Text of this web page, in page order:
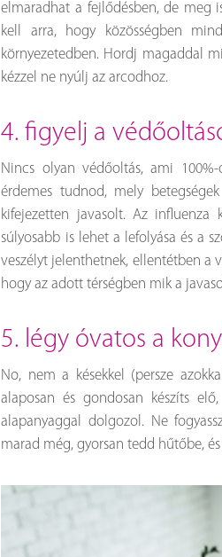
elmaradhat a fejlődésben, de meg
kell arra, hogy közösségben
környezetedben. Hordj magaddal
kézzel ne nyúlj az arcodhoz.
4. figyelj a
Nincs olyan védőoltás, ami
érdemes tudnod, mely
kifejezetten javasolt. Az influenza
súlyosabb is lehet a lefolyása és a
veszélyt jelenthetnek, ellentétben a
hogy az adott térségben mik a
5. légy óvatos a
No, nem a késekkel (persze
alaposan és gondosan készíts
alapanyaggal dolgozol. Ne
marad még, gyorsan tedd hűtőbe,